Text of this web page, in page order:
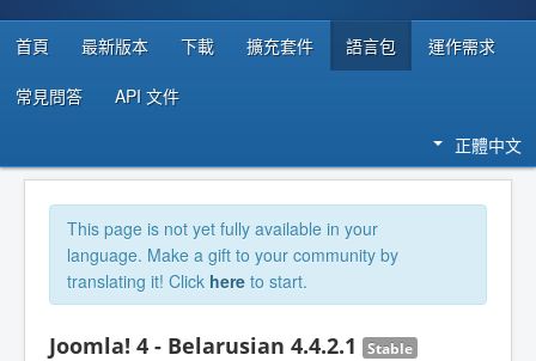
程式者資源
首頁 最新版本 下載 擴充套件 語言包 運作需求
常見問答 API 文件
正體中文
This page is not yet fully available in your
language. Make a gift to your community by
translating it! Click here to start.
Joomla! 4 - Belarusian 4.4.2.1 Stable